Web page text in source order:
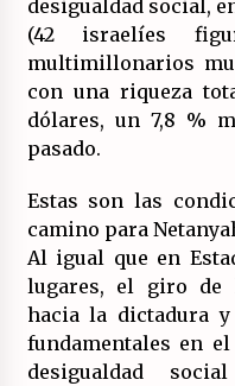
desigualdad social,
(42 israelíes
multimillonarios
con una riqueza
dólares, un 7,8 %
pasado.
Estas son las
camino para
Al igual que en
lugares, el giro de
hacia la dictadura
fundamentales en
desigualdad